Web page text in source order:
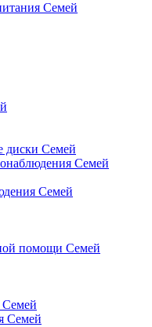
Семей
диски Семей
Семей
Семей
помощи Семей
Семей
Семей